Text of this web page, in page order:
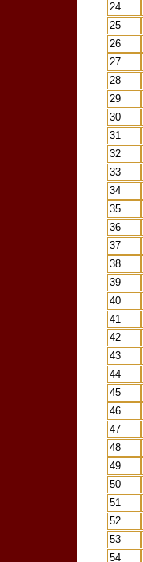
24
25
26
27
28
29
30
31
32
33
34
35
36
37
38
39
40
41
42
43
44
45
46
47
48
49
50
51
52
53
54